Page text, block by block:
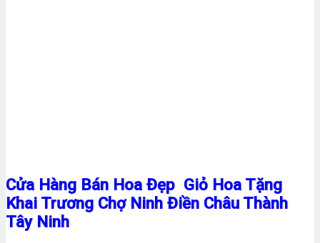
Cửa Hàng Bán Hoa Đẹp Giỏ Hoa Tặng
Khai Trương Chợ Ninh Điền Châu Thành
Tây Ninh